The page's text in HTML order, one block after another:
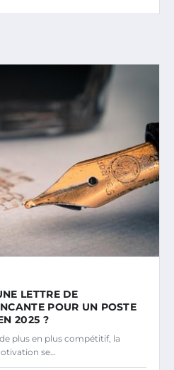
LETTRE DE
POUR UN POSTE
2025 ?
plus en plus compétitif, la
se…